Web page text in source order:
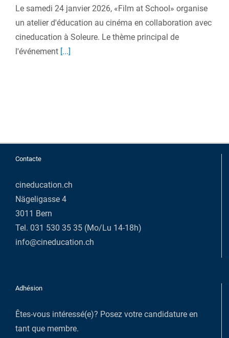
Le samedi 24 janvier 2026, «Film at School» organise
un atelier d'éducation au cinéma en collaboration avec
cineducation à Soleure. Le thème principal de
l'événement [...]
Contacte
cineducation.ch
Nägeligasse 4
3011 Bern
Tel. 031 530 35 35 (Mo/Lu 14-18h)
info@cineducation.ch
Adhésion
Êtes-vous intéressé(e)? Posez votre candidature en
tant que membre.